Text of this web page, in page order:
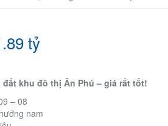
tỷ
đất khu đô thị Ân Phú – giá rất tốt!
– 08
nam